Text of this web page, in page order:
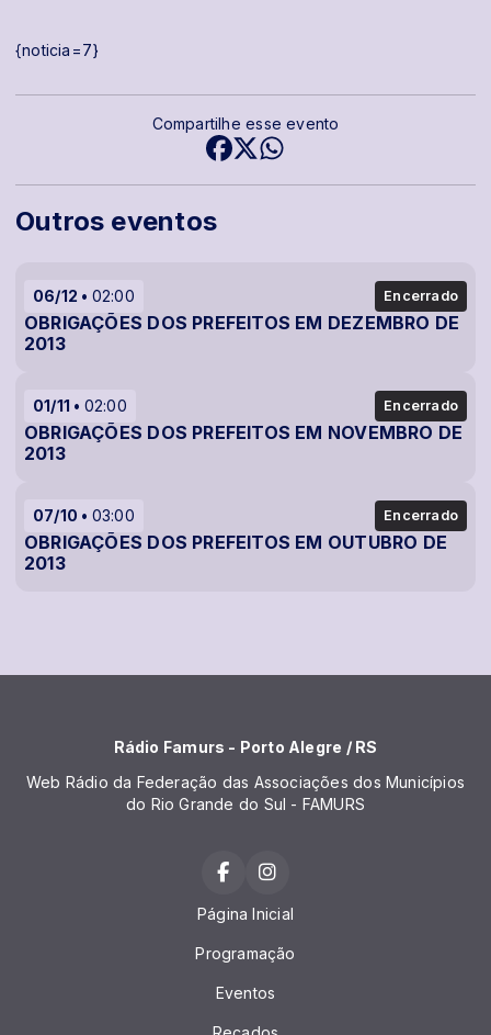
{noticia=7}
Outros eventos
06/12 02:00 Encerrado
OBRIGAÇÕES DOS PREFEITOS EM DEZEMBRO DE
2013
01/11 02:00 Encerrado
OBRIGAÇÕES DOS PREFEITOS EM NOVEMBRO DE
2013
07/10 03:00 Encerrado
OBRIGAÇÕES DOS PREFEITOS EM OUTUBRO DE
2013
Compartilhe esse evento
Rádio Famurs - Porto Alegre / RS
Web Rádio da Federação das Associações dos Municípios
do Rio Grande do Sul - FAMURS
Página Inicial
Programação
Eventos